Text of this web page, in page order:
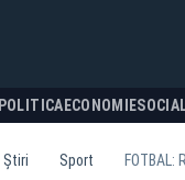
POLITICA ECONOMIE
Știri Sport FOTBAL: